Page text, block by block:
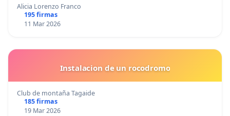
Alicia Lorenzo Franco
195 firmas
11 Mar 2026
Instalacion de un rocodromo
Club de montaña Tagaide
185 firmas
19 Mar 2026